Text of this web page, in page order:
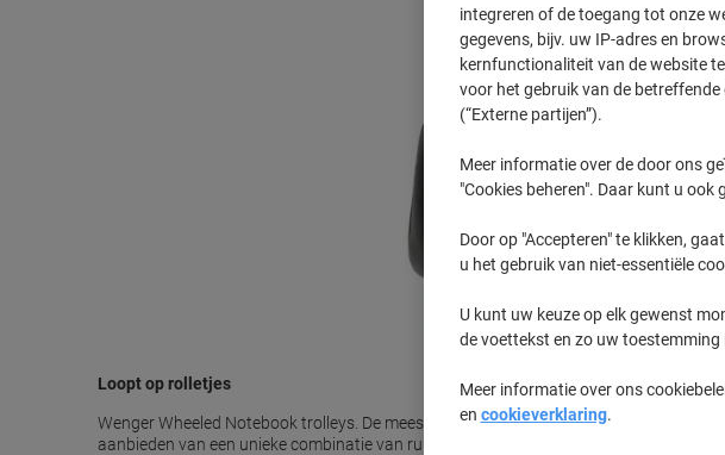
Loopt op rolletjes
Wenger Wheeled Notebook trolleys. De meest bewonderde assortiment wielen
aanbieden van een unieke combinatie van ruimte, betrouwbaarheid en flexibiliteit. De
integreren of de toegang tot onze
gegevens, bijv. uw IP-adres en
kernfunctionaliteit van de website
voor het gebruik van de
(“Externe partijen”).
Meer informatie over de door ons
"Cookies beheren". Daar kunt u
Door op "Accepteren" te klikken,
u het gebruik van niet-essentiële
U kunt uw keuze op elk gewenst
de voettekst en zo uw toestemming
Meer informatie over ons
en cookieverklaring.